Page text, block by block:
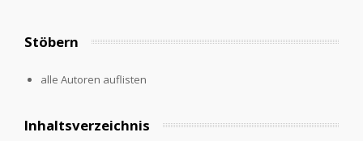
Stöbern
alle Autoren auflisten
Inhaltsverzeichnis